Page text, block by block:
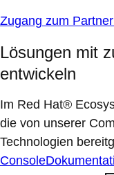
Zugang zum
Lösungen mit
entwickeln
Im Red Hat®
die von unserer
Technologien
Console